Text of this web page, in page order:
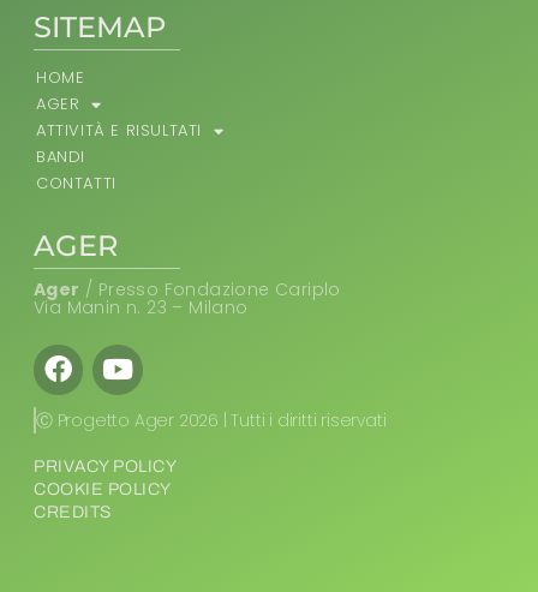
AGER
Ager / Presso Fondazione Cariplo
Via Manin n. 23 – Milano
Facebook
Youtube
SITEMAP
HOME
AGER
ATTIVITÀ E RISULTATI
BANDI
CONTATTI
PRIVACY POLICY
COOKIE POLICY
CREDITS
Ⓒ Progetto Ager 2026 | Tutti i diritti riservati